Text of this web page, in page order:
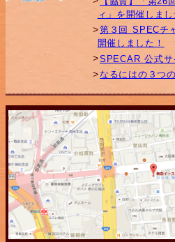
ィ」を開催しまし
第３回 SPECチ
開催しました！
SPECAR 公式サ
なるにはの３つ